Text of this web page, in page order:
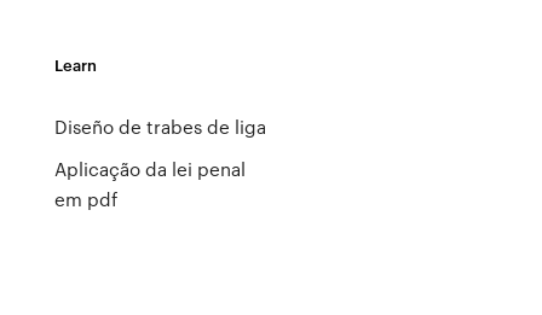
Learn
Diseño de trabes de liga
Aplicação da lei penal
em pdf